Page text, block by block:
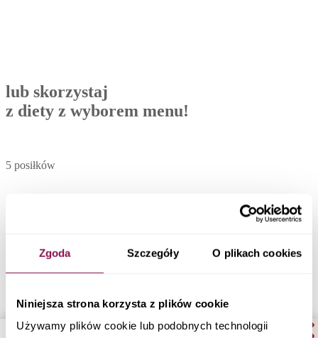
Zgoda Szczegóły O plikach cookies
Niniejsza strona korzysta z plików cookie
Używamy plików cookie lub podobnych technologii
lub skorzystaj
z diety z wyborem menu!
5 posiłków
codziennie 30 dań do wyboru
Catering dietetyczny Kutno